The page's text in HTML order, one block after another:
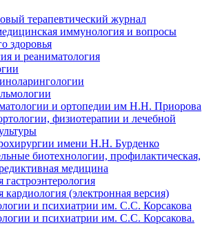
терапевтический журнал
иммунология и вопросы
здоровья
и реаниматология
и ортопедии им Н.Н. Приорова
физиотерапии и лечебной
имени Н.Н. Бурденко
биотехнологии, профилактическая,
медицина
гастроэнтерология
кардиология (электронная версия)
и психиатрии им. С.С. Корсакова
и психиатрии им. С.С. Корсакова.